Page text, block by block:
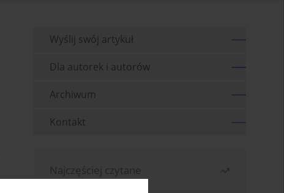
Wyślij swój artykuł
Dla autorek i autorów
Archiwum
Kontakt
Najczęściej czytane